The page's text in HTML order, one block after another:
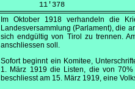
         11'378
ImOktober 1918 verhandeln die
Landesversammlung (Parlament), die
sich endgültig von Tirol zu trennen.
anschliessen soll.
Sofort beginnt ein Komitee,
1. März 1919die Listen, die von 70%
beschliesst am 15. März 1919, eine